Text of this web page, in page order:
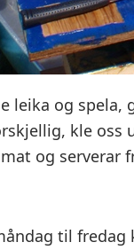
leika og
kle oss
og serverar
til fredag